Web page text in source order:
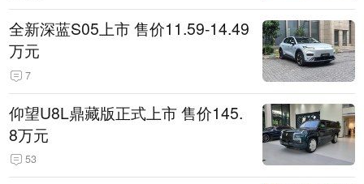
全新深蓝S05上市 售价11.59-14.49
万元
7
仰望U8L鼎藏版正式上市 售价145.
8万元
53